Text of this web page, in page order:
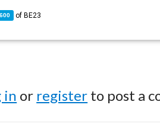
600 of BE23
in or register to post a